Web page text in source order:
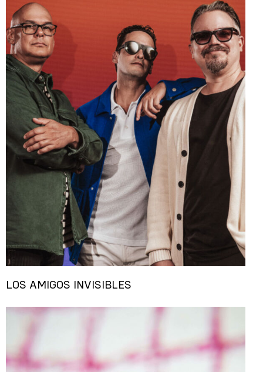
LOS AMIGOS INVISIBLES